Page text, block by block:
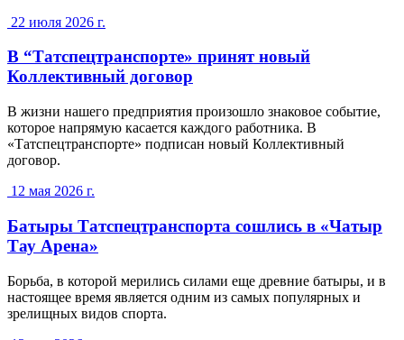
22 июля 2026 г.
В “Татспецтранспорте» принят новый
Коллективный договор
В жизни нашего предприятия произошло знаковое событие,
которое напрямую касается каждого работника. В
«Татспецтранспорте» подписан новый Коллективный
договор.
12 мая 2026 г.
Батыры Татспецтранспорта сошлись в «Чатыр
Тау Арена»
Борьба, в которой мерились силами еще древние батыры, и в
настоящее время является одним из самых популярных и
зрелищных видов спорта.